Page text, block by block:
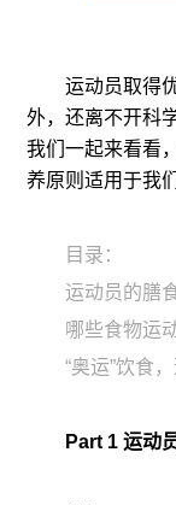
运动员取得
外，还离不开科
我们一起来看看
养原则适用于我
目录：
运动员的膳
哪些食物运
“奥运”饮食
Part 1 运动